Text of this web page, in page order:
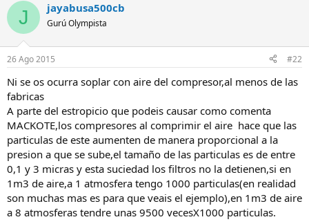
J jayabusa500cb
Gurú Olympista
26 Ago 2015 #22
Ni se os ocurra soplar con aire del compresor,al menos de las
fabricas
A parte del estropicio que podeis causar como comenta
MACKOTE,los compresores al comprimir el aire hace que las
particulas de este aumenten de manera proporcional a la
presion a que se sube,el tamaño de las particulas es de entre
0,1 y 3 micras y esta suciedad los filtros no la detienen,si en
1m3 de aire,a 1 atmosfera tengo 1000 particulas(en realidad
son muchas mas es para que veais el ejemplo),en 1m3 de aire
a 8 atmosferas tendre unas 9500 vecesX1000 particulas.